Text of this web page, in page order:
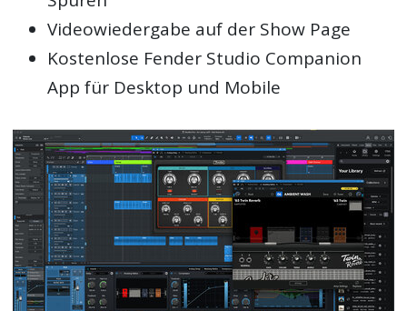
Videowiedergabe auf der Show Page
Kostenlose Fender Studio Companion
App für Desktop und Mobile